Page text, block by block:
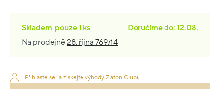
Skladem pouze1 ks
Doručíme do: 12.08.
Na prodejně28. října 769/14
Přihlaste se a získejte výhody Zlaton Clubu